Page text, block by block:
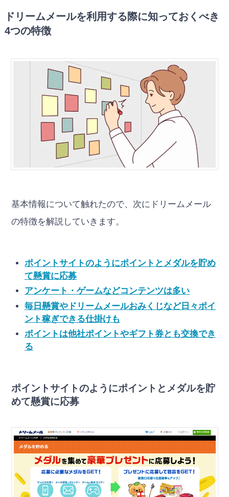
ドリームメールを利用する際に知っておくべき
4つの特徴
基本情報について触れたので、次にドリームメール
の特徴を解説していきます。
ポイントサイトのようにポイントとメダルを貯め
て懸賞に応募
アンケート・ゲームなどコンテンツは多い
毎日懸賞やドリームメールおみくじなど日々ポイ
ント稼ぎできる仕掛けも
ポイントは他社ポイントやギフト券とも交換でき
る
ポイントサイトのようにポイントとメダルを貯
めて懸賞に応募